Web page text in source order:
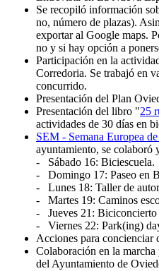
Se recopiló información
no, número de plazas).
exportar al Google maps.
no y si hay opción a
Participación en la
Corredoria. Se trabajó en
concurrido.
Presentación del Plan
Presentación del libro "25
actividades de 30 días en
SEM - Semana Europea
ayuntamiento, se colaboró
- Sábado 16: Biciescuela.
- Domingo 17: Paseo en
- Lunes 18: Taller de
- Martes 19: Caminos
- Jueves 21:
- Viernes 22: Park(ing)
Acciones para concienciar
Colaboración en la
del Ayuntamiento de